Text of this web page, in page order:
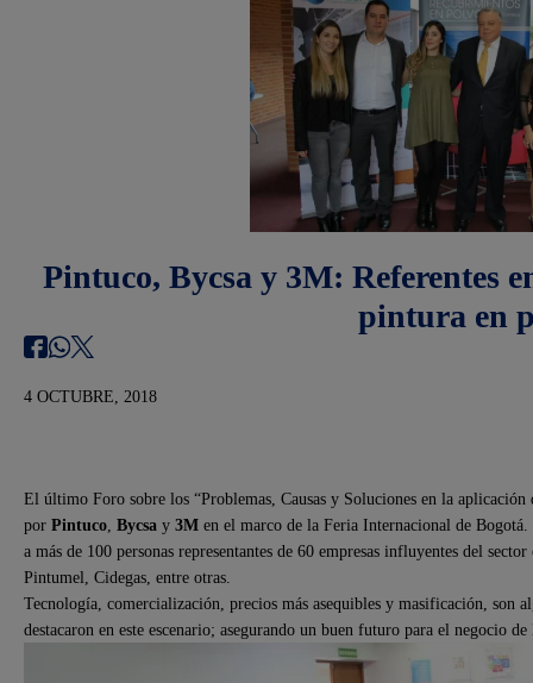
Pintuco, Bycsa y 3M: Referentes
pintura en
4 OCTUBRE, 2018
El último Foro sobre los “Problemas, Causas y Soluciones en la
por Pintuco Bycsa y 3M en el marco de la Feria Internacional de
a más de 100 personas representantes de 60 empresas influyentes del
Pintumel, Cidegas, entre otras.
Tecnología, comercialización, precios más asequibles y masificación, son
destacaron en este escenario; asegurando un buen futuro para el negocio